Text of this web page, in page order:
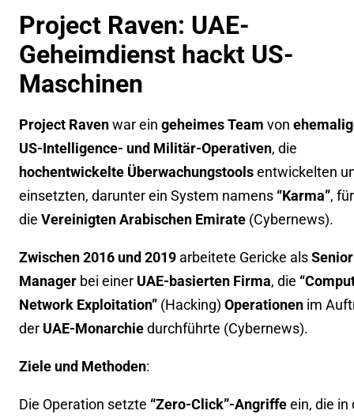
Project Raven: UAE-
Geheimdienst hackt US-
Maschinen
Project Ravenwar ein geheimes Team von
US-Intelligence- und Militär-Operativen, die
hochentwickelte Überwachungstoolsentwickelten
einsetzten, darunter ein System namens “Karma”, für
die Vereinigten Arabischen Emirate (Cybernews).
Zwischen 2016 und 2019 arbeitete Gericke alsSenior
Manager bei einer UAE-basierten Firma, die
Network Exploitation” (Hacking) Operationen im
der UAE-Monarchiedurchführte (Cybernews).
Ziele und Methoden:
Die Operation setzte “Zero-Click”-Angriffeein, die in